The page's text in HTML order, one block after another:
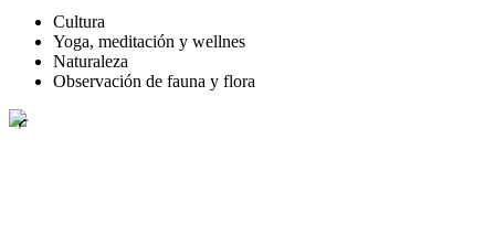
Cultura
Yoga, meditación y wellnes
Naturaleza
Observación de fauna y flora